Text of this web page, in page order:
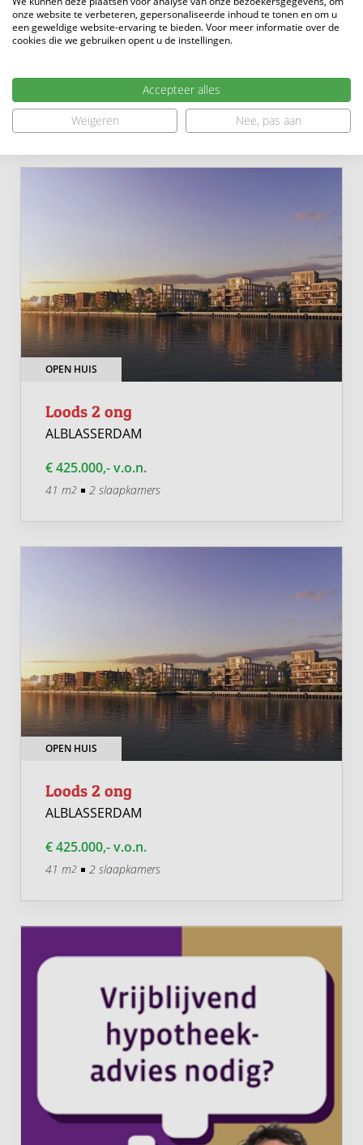
Loods 2 ong
€ 425.000,- v.o.n.
41 m2 2 slaapkamers
OPEN HUIS
Loods 2 ong
ALBLASSERDAM
€ 425.000,- v.o.n.
41 m2 2 slaapkamers
OPEN HUIS
Loods 2 ong
ALBLASSERDAM
€ 425.000,- v.o.n.
41 m2 2 slaapkamers
onze website te verbeteren, gepersonaliseerde inhoud te tonen en om u
een geweldige website-ervaring te bieden. Voor meer informatie over de
cookies die we gebruiken opent u de instellingen.
Accepteer alles
Weigeren
Nee, pas aan